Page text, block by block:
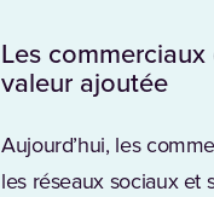
Les
valeur ajoutée
Aujourd’hui, les
les réseaux sociaux et